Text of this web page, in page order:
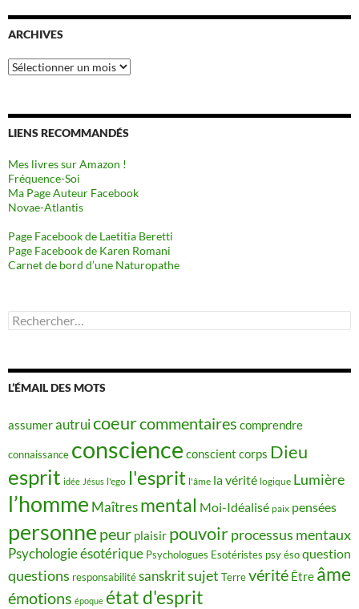
ARCHIVES
Archives
LIENS RECOMMANDÉS
Mes livres sur Amazon !
Fréquence-Soi
Ma Page Auteur Facebook
Novae-Atlantis
Page Facebook de Laetitia Beretti
Page Facebook de Karen Romani
Carnet de bord d’une Naturopathe
Rechercher :
L’ÉMAIL DES MOTS
assumerautruicoeurcommentaires comprendre
connaissance conscience conscient corps Dieu
esprit idée Jésus l'ego l'esprit l'âme la vérité logique Lumière
l’homme Maîtres mental Moi-Idéalisé paix pensées
personne peur plaisir pouvoirprocessus mentaux
Psychologie ésotérique Psychologues Esotéristes psy ésoquestion
questions responsabilitésanskritsujet Terrevérité Être âme
émotions époque état d'esprit